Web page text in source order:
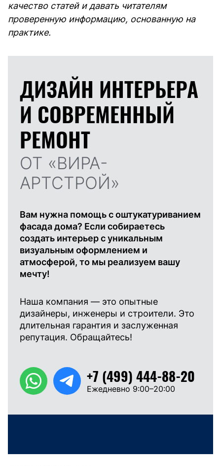
качество статей и давать читателям
проверенную информацию, основанную на
практике.
ДИЗАЙН ИНТЕРЬЕРА
И СОВРЕМЕННЫЙ
РЕМОНТ
ОТ «ВИРА-
АРТСТРОЙ»
Вам нужна помощь с оштукатуриванием
фасада дома? Если собираетесь
создать интерьер с уникальным
визуальным оформлением и
атмосферой, то мы реализуем вашу
мечту!
Наша компания — это опытные
дизайнеры, инженеры и строители. Это
длительная гарантия и заслуженная
репутация. Обращайтесь!
+7 (499) 444-88-20
Ежедневно 9:00–20:00